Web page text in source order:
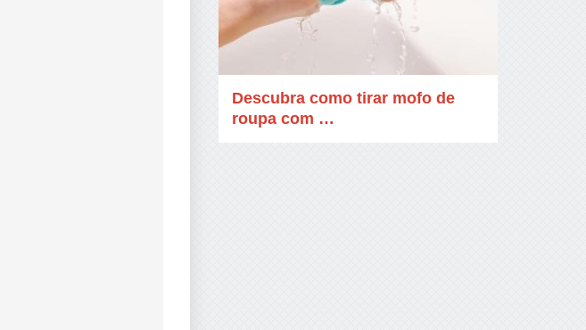
Descubra como tirar mofo de
roupa com …